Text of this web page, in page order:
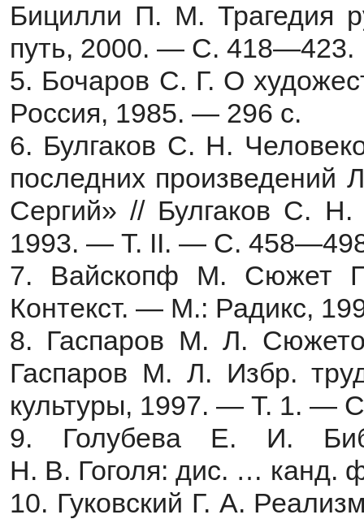
Бицилли П. М. Трагедия
путь, 2000. — С. 418—423.
5. Бочаров С. Г. О
Россия, 1985. — 296 с.
6. Булгаков С. Н.
последних произведений
Сергий» // Булгаков С.
1993. — Т. II. — С.
7. Вайскопф М. Сюжет
Контекст. — М.: Радикс,
8. Гаспаров М. Л.
Гаспаров М. Л. Избр.
культуры, 1997. — Т. 1. —
9. Голубева Е. И.
Н. В. Гоголя: дис. … канд.
10. Гуковский Г. А.